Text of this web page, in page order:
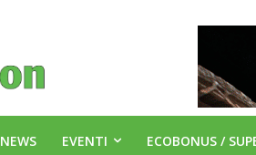
NEWS EVENTI ECOBONUS /